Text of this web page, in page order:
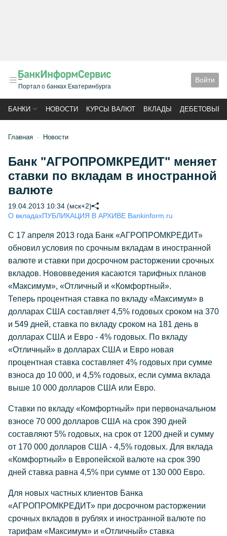
Портал о банках Екатеринбурга
Войти
БАНКИ НОВОСТИ КУРСЫ ВАЛЮТ ВКЛАДЫ ДЕБЕТОВЫЕ
Главная Новости
Банк "АГРОПРОМКРЕДИТ" меняет
ставки по вкладам в иностранной
валюте
19.04.2013 10:34 (мск+2)
О вкладахПУБЛИКАЦИЯ В АРХИВЕ Bankinform.ru
С 17 апреля 2013 года Банк «АГРОПРОМКРЕДИТ»
обновил условия по срочным вкладам в иностранной
валюте и ставки при досрочном расторжении срочных
вкладов. Нововведения касаются тарифных планов
«Максимум», «Отличный и «Комфортный».
Теперь процентная ставка по вкладу «Максимум» в
долларах США составляет 4,5% годовых сроком на 370
и 549 дней, ставка по вкладу сроком на 181 день в
долларах США и Евро - 4% годовых. По вкладу
«Отличный» в долларах США и Евро новая
процентная ставка составляет 4% годовых при сумме
взноса до 10 000, и 4,5% годовых, если сумма вклада
выше 10 000 долларов США или Евро.
Ставки по вкладу «Комфортный» при первоначальном
взносе 70 000 долларов США на срок 390 дней
составляют 5% годовых, на срок от 1200 дней и сумму
от 170 000 долларов США - 4,5% годовых. Для вклада
«Комфортный» в Европейской валюте на срок 390
дней ставка равна 4,5% при сумме от 130 000 Евро.
Для новых частных клиентов Банка
«АГРОПРОМКРЕДИТ» при досрочном расторжении
срочных вкладов в рублях и иностранной валюте по
тарифам «Максимум» и «Отличный» ставка